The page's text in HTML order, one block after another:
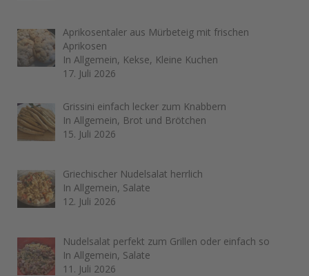
Aprikosentaler aus Mürbeteig mit frischen
Aprikosen
In Allgemein, Kekse, Kleine Kuchen
17. Juli 2026
Grissini einfach lecker zum Knabbern
In Allgemein, Brot und Brötchen
15. Juli 2026
Griechischer Nudelsalat herrlich
In Allgemein, Salate
12. Juli 2026
Nudelsalat perfekt zum Grillen oder einfach so
In Allgemein, Salate
11. Juli 2026